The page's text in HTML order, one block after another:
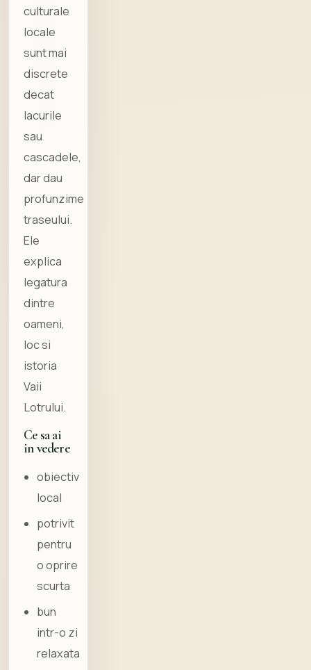
culturale
locale
sunt mai
discrete
decat
lacurile
sau
cascadele,
dar dau
profunzime
traseului.
Ele
explica
legatura
dintre
oameni,
loc si
istoria
Vaii
Lotrului.
Ce sa ai
in vedere
obiectiv
local
potrivit
pentru
o oprire
scurta
bun
intr-o zi
relaxata